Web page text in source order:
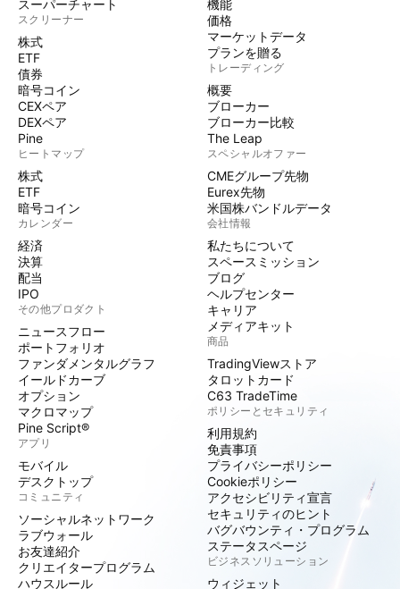
スーパーチャート
スクリーナー
株式
ETF
債券
暗号コイン
CEXペア
DEXペア
Pine
ヒートマップ
株式
ETF
暗号コイン
カレンダー
経済
決算
配当
IPO
その他プロダクト
ニュースフロー
ポートフォリオ
ファンダメンタルグラフ
イールドカーブ
オプション
マクロマップ
Pine Script®
アプリ
モバイル
デスクトップ
コミュニティ
ソーシャルネットワーク
ラブウォール
お友達紹介
クリエイタープログラム
ハウスルール
機能
価格
マーケットデータ
プランを贈る
トレーディング
概要
ブローカー
ブローカー比較
The Leap
スペシャルオファー
CMEグループ先物
Eurex先物
米国株バンドルデータ
会社情報
私たちについて
スペースミッション
ブログ
ヘルプセンター
キャリア
メディアキット
商品
TradingViewストア
タロットカード
C63 TradeTime
ポリシーとセキュリティ
利用規約
免責事項
プライバシーポリシー
Cookieポリシー
アクセシビリティ宣言
セキュリティのヒント
バグバウンティ・プログラム
ステータスページ
ビジネスソリューション
ウィジェット